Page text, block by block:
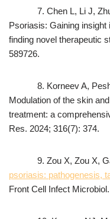
7. Chen L, Li J, Zhu
Psoriasis: Gaining insight
finding novel therapeutic
589726.
8. Korneev A,
Modulation of the skin
treatment: a
Res. 2024; 316(7): 374.
9. Zou X, Zou X,
psoriasis: pathogenesis,
Front Cell Infect